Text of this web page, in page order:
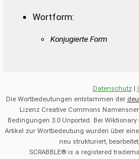
Wortform:
Konjugierte Form
Datenschutz|
Die Wortbedeutungen entstammen der
Lizenz Creative Commons
Bedingungen 3.0 Unported. Bei
Artikel zur Wortbedeutung wurden über
neu strukturiert,
SCRABBLE® is a registered